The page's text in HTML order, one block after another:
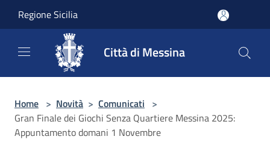
Regione Sicilia
Città di Messina
Home > Novità > Comunicati >
Gran Finale dei Giochi Senza Quartiere Messina 2025:
Appuntamento domani 1 Novembre